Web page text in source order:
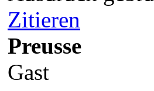
Zitieren
Preusse
Gast